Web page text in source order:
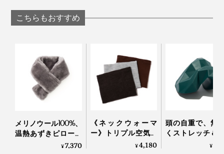
使い方は至ってシンプルです。
温熱パッドとして使うなら、500Wの電子レンジにその
こちらもおすすめ
メリノウール100%、
温熱あずきピロー付
き「ボアマフラー」
¥7,370
《ネックウォーマ
ー》トリプル空気層
で冷気をブロックす
¥4,180
頭の自重で、無
くストレッチ＆
できる「コリ
¥